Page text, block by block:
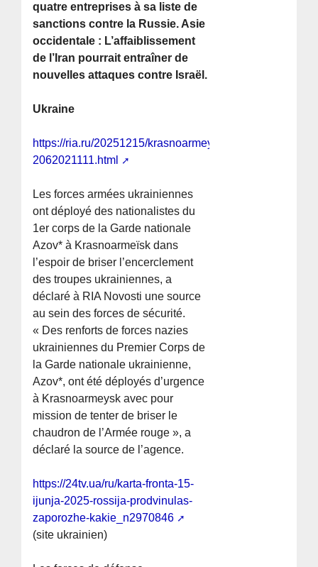
quatre entreprises à sa liste de
sanctions contre la Russie. Asie
occidentale : L’affaiblissement
de l’Iran pourrait entraîner de
nouvelles attaques contre Israël.
Ukraine
https://ria.ru/20251215/krasnoarmeysk-
2062021111.html
Les forces armées ukrainiennes
ont déployé des nationalistes du
1er corps de la Garde nationale
Azov* à Krasnoarmeïsk dans
l’espoir de briser l’encerclement
des troupes ukrainiennes, a
déclaré à RIA Novosti une source
au sein des forces de sécurité.
« Des renforts de forces nazies
ukrainiennes du Premier Corps de
la Garde nationale ukrainienne,
Azov*, ont été déployés d’urgence
à Krasnoarmeysk avec pour
mission de tenter de briser le
chaudron de l’Armée rouge », a
déclaré la source de l’agence.
https://24tv.ua/ru/karta-fronta-15-
ijunja-2025-rossija-prodvinulas-
zaporozhe-kakie_n2970846
(site ukrainien)